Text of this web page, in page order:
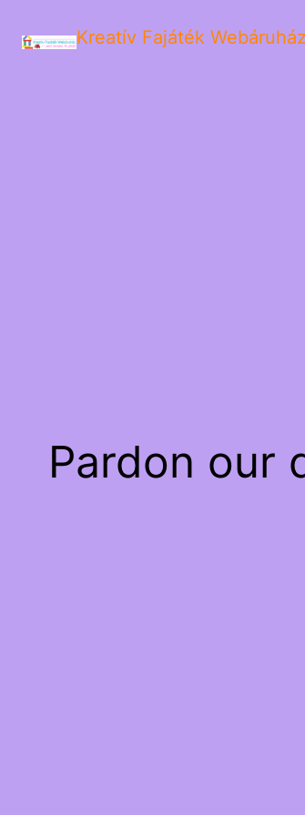
Kreatív Fajáték Webáruház
Pardon our